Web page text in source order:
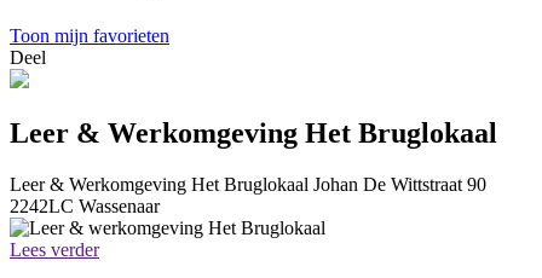
Toon mijn favorieten
Deel
Leer & Werkomgeving Het Bruglokaal
Leer & Werkomgeving Het Bruglokaal Johan De Wittstraat 90
2242LC Wassenaar
Lees verder